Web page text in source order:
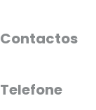
Contactos
Telefone